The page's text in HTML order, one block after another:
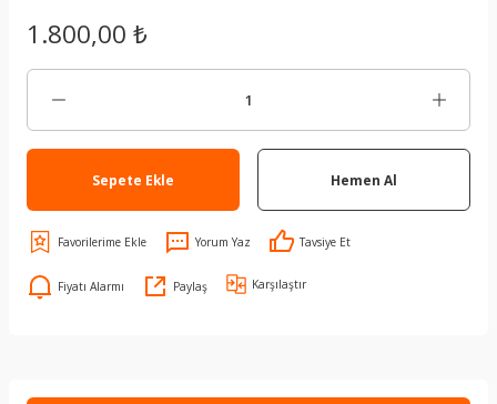
1.800,00 ₺
Sepete Ekle Hemen Al
Yorum Yaz Tavsiye Et
Fiyatı Alarmı Paylaş Karşılaştır